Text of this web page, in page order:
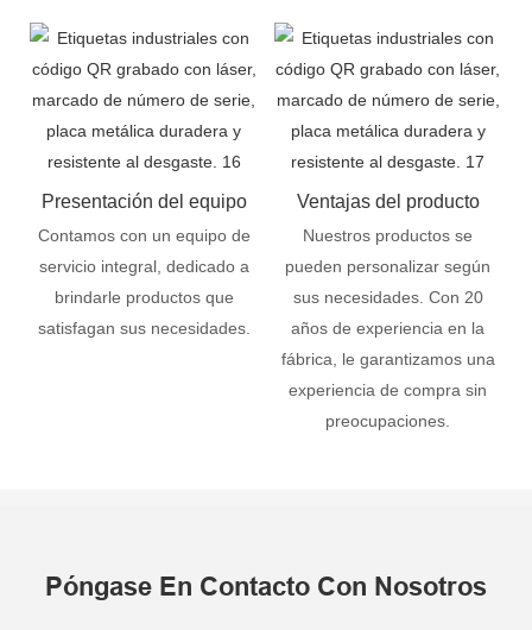
Presentación del equipo
Contamos con un equipo de
servicio integral, dedicado a
brindarle productos que
satisfagan sus necesidades.
Ventajas del producto
Nuestros productos se
pueden personalizar según
sus necesidades. Con 20
años de experiencia en la
fábrica, le garantizamos una
experiencia de compra sin
preocupaciones.
Póngase En Contacto Con Nosotros